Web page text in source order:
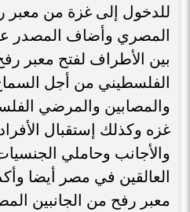
للدخول إلى غزة من معبر
المصري وأضاف المصدر
بين الأطراف لفتح معبر
الفلسطيني من أجل
والمصابين والمرضي
غزه وكذلك إستقبال
والأجانب وحاملي
العالقين في مصر أيضا
معبر رفح من الجانبين